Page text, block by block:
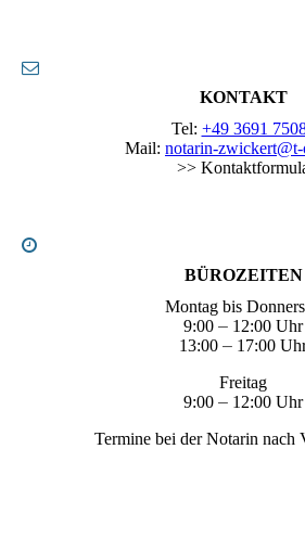
KONTAKT
Tel: +49 3691
Mail: notarin-
>>
BÜROZEITEN
Montag bis
9:00 – 12:00 Uhr
13:00 – 17:00
Freitag
9:00 – 12:00 Uhr
Termine bei der Notarin nach